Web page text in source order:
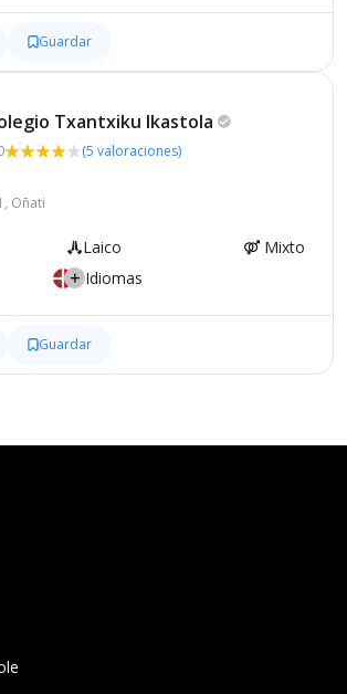
Guardar
Txantxiku Ikastola
(5 valoraciones)
Oñati
Laico
Mixto
Idiomas
Guardar